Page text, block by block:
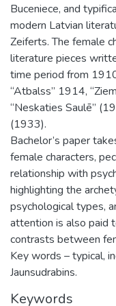
Buceniece, and
modern Latvian
Zeiferts. The female
literature pieces
time period from
“Atbalss” 1914,
“Neskaties Saulē”
(1933).
Bachelor’s paper
female characters,
relationship with
highlighting the
psychological types,
attention is also paid
contrasts between
Key words – typical,
Jaunsudrabins.
Keywords